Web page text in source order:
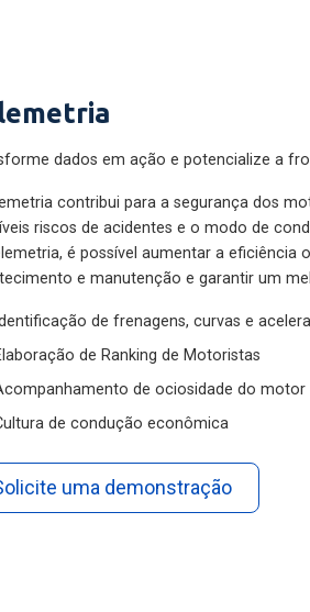
dados em ação e potencialize a
contribui para a segurança dos
riscos de acidentes e o modo de
é possível aumentar a eficiência
e manutenção e garantir um
de frenagens, curvas e
de Ranking de Motoristas
de ociosidade do motor
de condução econômica
uma demonstração